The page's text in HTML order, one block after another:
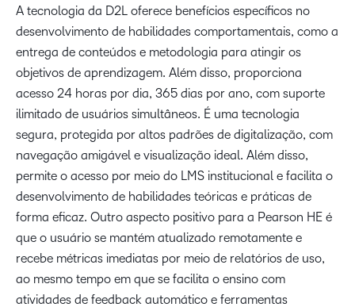
A tecnologia da D2L oferece benefícios específicos no
desenvolvimento de habilidades comportamentais, como a
entrega de conteúdos e metodologia para atingir os
objetivos de aprendizagem. Além disso, proporciona
acesso 24 horas por dia, 365 dias por ano, com suporte
ilimitado de usuários simultâneos. É uma tecnologia
segura, protegida por altos padrões de digitalização, com
navegação amigável e visualização ideal. Além disso,
permite o acesso por meio do LMS institucional e facilita o
desenvolvimento de habilidades teóricas e práticas de
forma eficaz. Outro aspecto positivo para a Pearson HE é
que o usuário se mantém atualizado remotamente e
recebe métricas imediatas por meio de relatórios de uso,
ao mesmo tempo em que se facilita o ensino com
atividades de feedback automático e ferramentas